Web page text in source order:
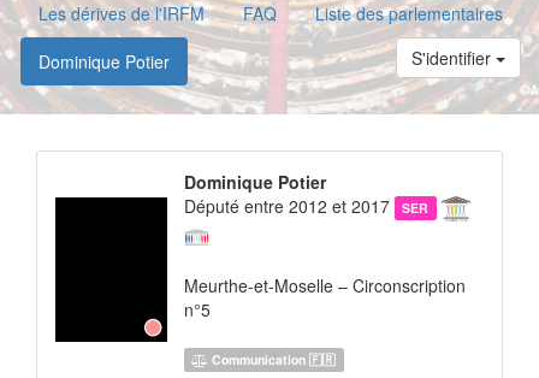
Les dérives de l'IRFM
FAQ
Liste des parlementaires
Dominique Potier
S'identifier
Dominique Potier
Député entre 2012 et 2017
SER
Meurthe-et-Moselle – Circonscription
n°5
Communication 🇫🇷